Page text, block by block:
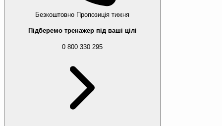
Безкоштовно Пропозиція тижня
Підберемо тренажер під ваші цілі
0 800 330 295